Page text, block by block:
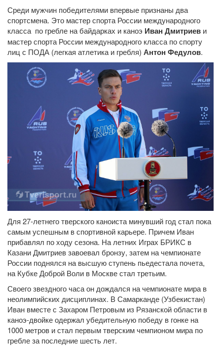
Среди мужчин победителями впервые признаны два
спортсмена. Это мастер спорта России международного
класса по гребле на байдарках и каноэ Иван Дмитриев и
мастер спорта России международного класса по спорту
лиц с ПОДА (легкая атлетика и гребля) Антон Федулов.
Для 27-летнего тверского каноиста минувший год стал пока
самым успешным в спортивной карьере. Причем Иван
прибавлял по ходу сезона. На летних Играх БРИКС в
Казани Дмитриев завоевал бронзу, затем на чемпионате
России поднялся на высшую ступень пьедестала почета,
на Кубке Доброй Воли в Москве стал третьим.
Своего звездного часа он дождался на чемпионате мира в
неолимпийских дисциплинах. В Самарканде (Узбекистан)
Иван вместе с Захаром Петровым из Рязанской области в
каноэ-двойке одержал убедительную победу в гонке на
1000 метров и стал первым тверским чемпионом мира по
гребле за последние шесть лет.